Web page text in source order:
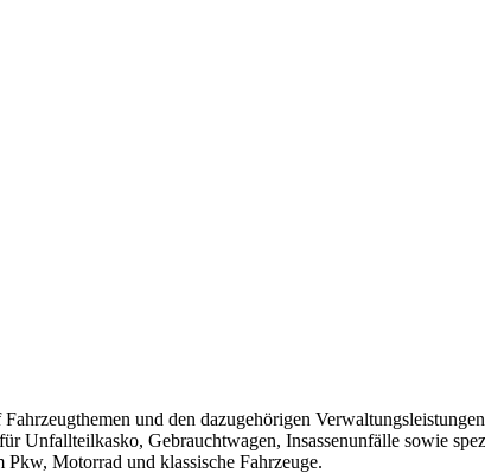
und den dazugehörigen
Unfallteilkasko, Gebrauchtwagen, Insassenunfälle sowie
Motorrad und klassische Fahrzeuge.